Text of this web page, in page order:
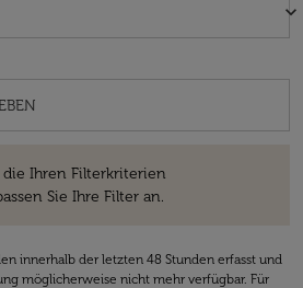
keyboard_arrow_down
die Ihren Filterkriterien
Sie Ihre Filter an.
innerhalb der letzten 48 Stunden erfasst und
möglicherweise nicht mehr verfügbar. Für